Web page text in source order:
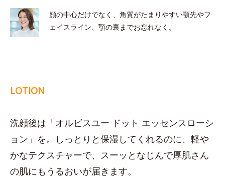
顔の中心だけでなく、角質がたまりやすい顎先やフ
ェイスライン、顎の裏までお忘れなく。
LOTION
洗顔後は「オルビスユー ドット エッセンスローシ
ョン」を。しっとりと保湿してくれるのに、軽や
かなテクスチャーで、スーッとなじんで厚肌さん
の肌にもうるおいが届きます。